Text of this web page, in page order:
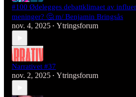
#100 Ødelegges debattklimaet av
meninger? 🤔 m/ Benjamin Bringsås
nov. 4, 2025 • Ytringsforum
Narrativet #37
nov. 2, 2025 • Ytringsforum